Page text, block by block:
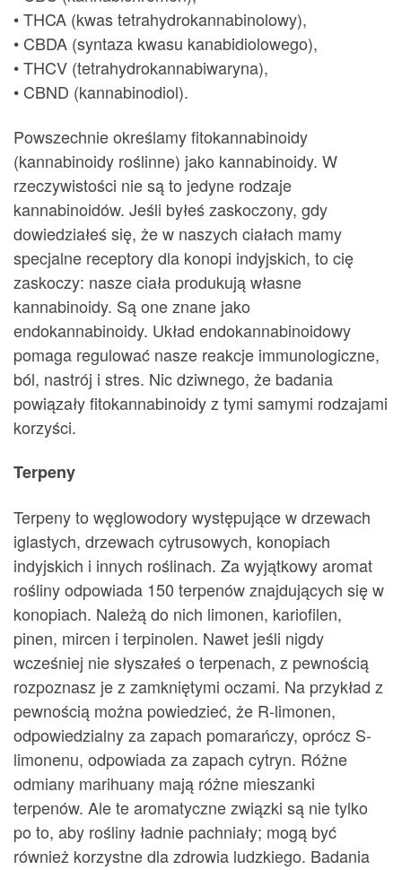
• THCA (kwas tetrahydrokannabinolowy),
• CBDA (syntaza kwasu kanabidiolowego),
• THCV (tetrahydrokannabiwaryna),
• CBND (kannabinodiol).
Powszechnie określamy fitokannabinoidy
(kannabinoidy roślinne) jako kannabinoidy. W
rzeczywistości nie są to jedyne rodzaje
kannabinoidów. Jeśli byłeś zaskoczony, gdy
dowiedziałeś się, że w naszych ciałach mamy
specjalne receptory dla konopi indyjskich, to cię
zaskoczy: nasze ciała produkują własne
kannabinoidy. Są one znane jako
endokannabinoidy. Układ endokannabinoidowy
pomaga regulować nasze reakcje immunologiczne,
ból, nastrój i stres. Nic dziwnego, że badania
powiązały fitokannabinoidy z tymi samymi rodzajami
korzyści.
Terpeny
Terpeny to węglowodory występujące w drzewach
iglastych, drzewach cytrusowych, konopiach
indyjskich i innych roślinach. Za wyjątkowy aromat
rośliny odpowiada 150 terpenów znajdujących się w
konopiach. Należą do nich limonen, kariofilen,
pinen, mircen i terpinolen. Nawet jeśli nigdy
wcześniej nie słyszałeś o terpenach, z pewnością
rozpoznasz je z zamkniętymi oczami. Na przykład z
pewnością można powiedzieć, że R-limonen,
odpowiedzialny za zapach pomarańczy, oprócz S-
limonenu, odpowiada za zapach cytryn. Różne
odmiany marihuany mają różne mieszanki
terpenów. Ale te aromatyczne związki są nie tylko
po to, aby rośliny ładnie pachniały; mogą być
również korzystne dla zdrowia ludzkiego. Badania